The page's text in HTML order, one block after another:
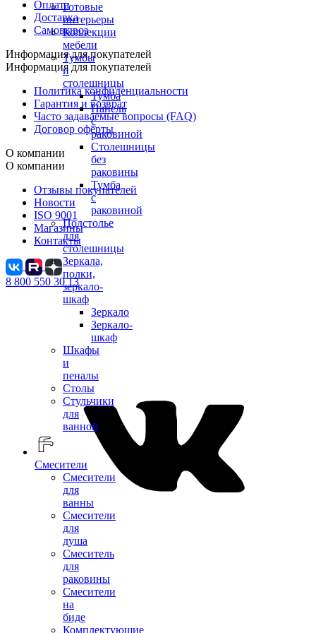
Готовые
интерьеры
Коллекции
мебели
Тумбы
и
столешницы
Тумба
Панель
с
раковиной
Столешницы
без
раковины
Тумба
с
раковиной
Подстолье
для
столешницы
Зеркала,
полки,
зеркало-
шкаф
Зеркало
Зеркало-
шкаф
Шкафы
и
пеналы
Столы
Стульчики
для
ванной
Смесители
Смесители
для
ванны
Смесители
для
душа
Смеситель
для
раковины
Смесители
на
биде
Комплектующие
Оплата
Доставка
Самовывоз
Информация для покупателей
Информация для покупателей
Политика конфиденциальности
Гарантия и возврат
Часто задаваемые вопросы (FAQ)
Договор оферты
О компании
О компании
Отзывы покупателей
Новости
ISO 9001
Магазины
Контакты
8 800 550 30 13